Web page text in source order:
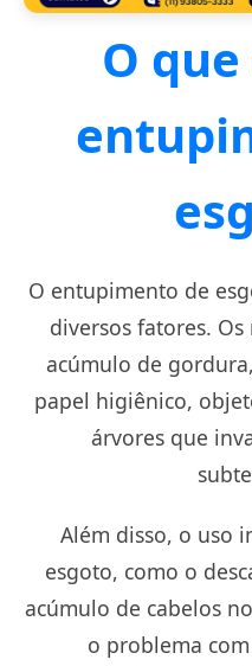
O
O entupimento de
diversos fatores.
acúmulo de
papel higiênico,
árvores que
Além disso, o uso
esgoto, como o
acúmulo de cabelos
o problema